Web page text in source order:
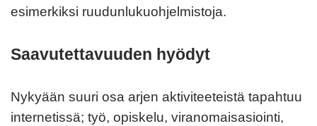
esimerkiksi ruudunlukuohjelmistoja.
Saavutettavuuden hyödyt
Nykyään suuri osa arjen aktiviteeteistä tapahtuu
internetissä; työ, opiskelu, viranomaisasiointi,